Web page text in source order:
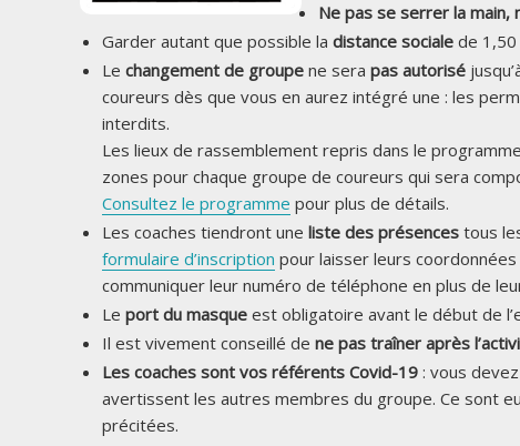
Ne pas se serrer la main,
Garder autant que possible la distance sociale de
Le changement de groupe ne sera pas autorisé
coureurs dès que vous en aurez intégré une : les
interdits.
Les lieux de rassemblement repris dans le
zones pour chaque groupe de coureurs qui sera
Consultez le programme pour plus de détails.
Les coaches tiendront une liste des présences tous
formulaire d’inscription pour laisser leurs
communiquer leur numéro de téléphone en plus de
Le port du masque est obligatoire avant le début de
Il est vivement conseillé de ne pas traîner après
Les coaches sont vos référents Covid-19 : vous
avertissent les autres membres du groupe. Ce sont
précitées.